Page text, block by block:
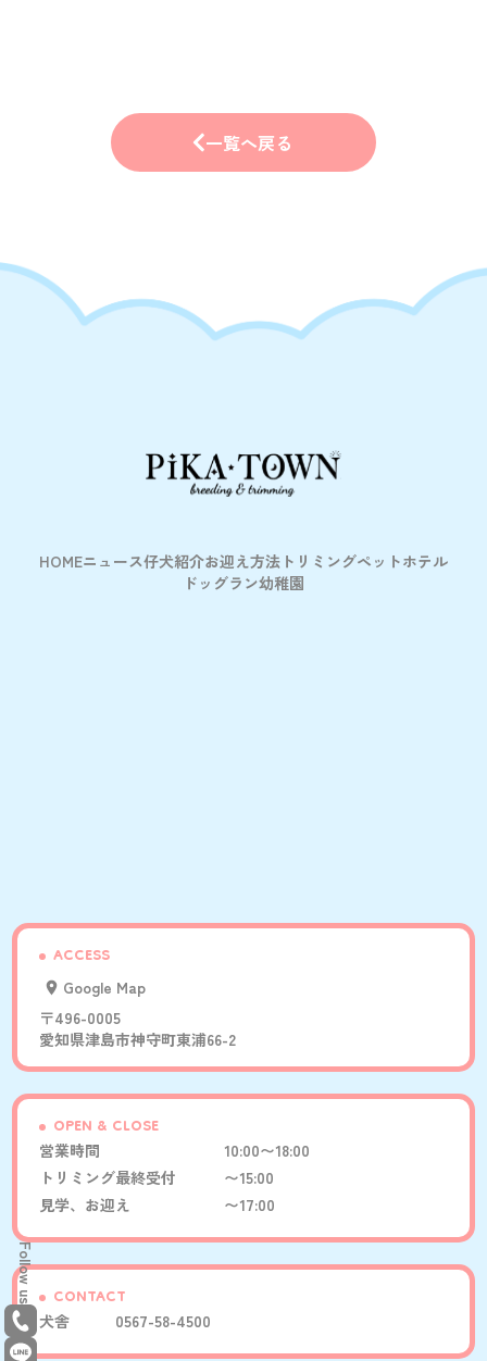
Follow us
一覧へ戻る
HOMEニュース仔犬紹介お迎え方法 トリミングペットホテル
ドッグラン幼稚園
ACCESS
Google Map
〒496-0005
愛知県津島市神守町東浦66-2
OPEN & CLOSE
営業時間
10:00〜18:00
トリミング最終受付
〜15:00
見学、お迎え
〜17:00
CONTACT
犬舎 0567-58-4500